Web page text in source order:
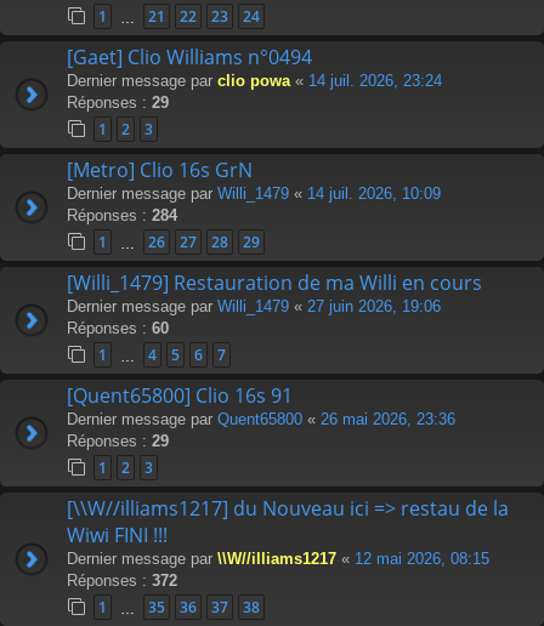
1 21 22 23 24
[Gaet] Clio Williams n°0494
Dernier message par clio powa « 14 juil. 2026, 23:24
Réponses : 29
1 2 3
[Metro] Clio 16s GrN
Dernier message par Willi_1479 « 14 juil. 2026, 10:09
Réponses : 284
1 26 27 28 29
[Willi_1479] Restauration de ma Willi en cours
Dernier message par Willi_1479 « 27 juin 2026, 19:06
Réponses : 60
1 4 5 6 7
[Quent65800] Clio 16s 91
Dernier message par Quent65800 « 26 mai 2026, 23:36
Réponses : 29
1 2 3
[\\W//illiams1217] du Nouveau ici => restau de la
Wiwi FINI !!!
Dernier message par \\W//illiams1217 « 12 mai 2026, 08:15
Réponses : 372
1 35 36 37 38